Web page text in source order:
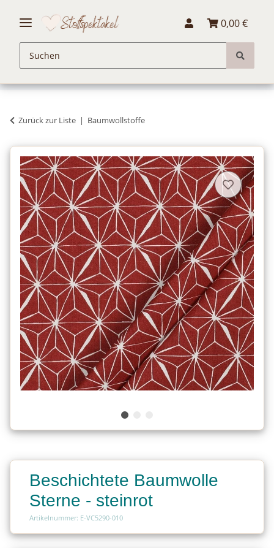
0,00 €
Zurück zur Liste Baumwollstoffe
Beschichtete Baumwolle
Sterne - steinrot
Artikelnummer: E-VC5290-010